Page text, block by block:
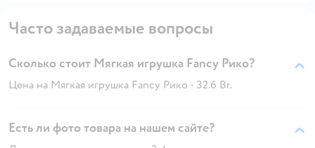
Часто задаваемые вопросы
Сколько стоит Мягкая игрушка Fancy Рико?
Цена на Мягкая игрушка Fancy Рико - 32.6 Br.
Есть ли фото товара на нашем сайте?